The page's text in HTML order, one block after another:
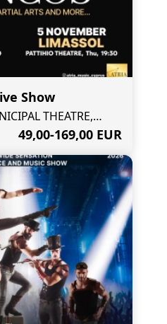
Show
THEATRE,
Strovolos
49,00-169,00 EUR